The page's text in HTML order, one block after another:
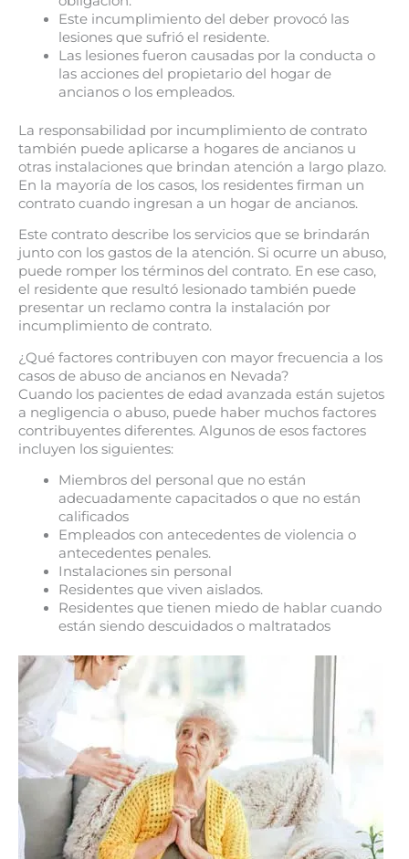
Este incumplimiento del deber provocó las
lesiones que sufrió el residente.
Las lesiones fueron causadas por la conducta o
las acciones del propietario del hogar de
ancianos o los empleados.
La responsabilidad por incumplimiento de contrato
también puede aplicarse a hogares de ancianos u
otras instalaciones que brindan atención a largo plazo.
En la mayoría de los casos, los residentes firman un
contrato cuando ingresan a un hogar de ancianos.
Este contrato describe los servicios que se brindarán
junto con los gastos de la atención. Si ocurre un abuso,
puede romper los términos del contrato. En ese caso,
el residente que resultó lesionado también puede
presentar un reclamo contra la instalación por
incumplimiento de contrato.
¿Qué factores contribuyen con mayor frecuencia a los
casos de abuso de ancianos en Nevada?
Cuando los pacientes de edad avanzada están sujetos
a negligencia o abuso, puede haber muchos factores
contribuyentes diferentes. Algunos de esos factores
incluyen los siguientes:
Miembros del personal que no están
adecuadamente capacitados o que no están
calificados
Empleados con antecedentes de violencia o
antecedentes penales.
Instalaciones sin personal
Residentes que viven aislados.
Residentes que tienen miedo de hablar cuando
están siendo descuidados o maltratados